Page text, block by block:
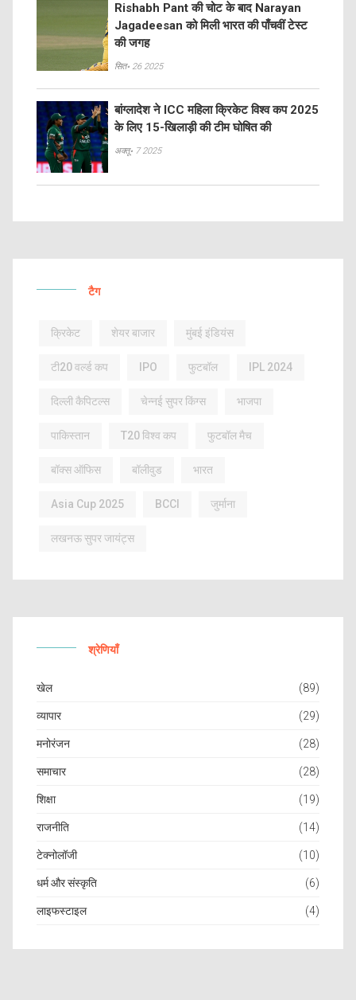
Rishabh Pant की चोट के बाद Narayan
Jagadeesan को मिली भारत की पाँचवीं टेस्ट
की जगह
सित॰ 26 2025
बांग्लादेश ने ICC महिला क्रिकेट विश्व कप 2025
के लिए 15-खिलाड़ी की टीम घोषित की
अक्तू॰ 7 2025
टैग
क्रिकेट शेयर बाजार मुंबई इंडियंस
टी20 वर्ल्ड कप IPO फुटबॉल IPL 2024
दिल्ली कैपिटल्स चेन्नई सुपर किंग्स भाजपा
पाकिस्तान T20 विश्व कप फुटबॉल मैच
बॉक्स ऑफिस बॉलीवुड भारत
Asia Cup 2025 BCCI जुर्माना
लखनऊ सुपर जायंट्स
श्रेणियाँ
खेल (89)
व्यापार (29)
मनोरंजन (28)
समाचार (28)
शिक्षा (19)
राजनीति (14)
टेक्नोलॉजी (10)
धर्म और संस्कृति (6)
लाइफस्टाइल (4)